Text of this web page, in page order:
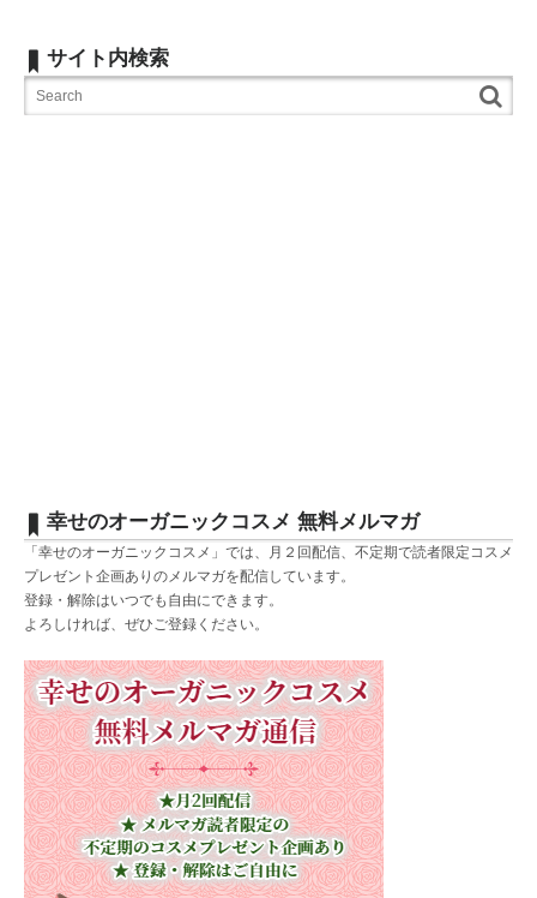
サイト内検索
幸せのオーガニックコスメ 無料メルマガ
「幸せのオーガニックコスメ」では、月２回配信、不定期で読者限定コスメ
プレゼント企画ありのメルマガを配信しています。
登録・解除はいつでも自由にできます。
よろしければ、ぜひご登録ください。